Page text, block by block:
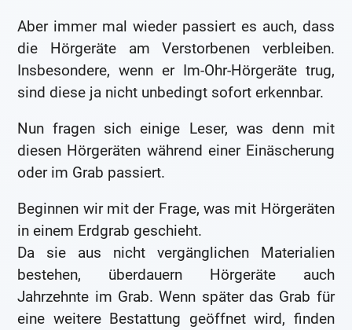
Aber immer mal wieder passiert es auch, dass
die Hörgeräte am Verstorbenen verbleiben.
Insbesondere, wenn er Im-Ohr-Hörgeräte trug,
sind diese ja nicht unbedingt sofort erkennbar.
Nun fragen sich einige Leser, was denn mit
diesen Hörgeräten während einer Einäscherung
oder im Grab passiert.
Beginnen wir mit der Frage, was mit Hörgeräten
in einem Erdgrab geschieht.
Da sie aus nicht vergänglichen Materialien
bestehen, überdauern Hörgeräte auch
Jahrzehnte im Grab. Wenn später das Grab für
eine weitere Bestattung geöffnet wird, finden